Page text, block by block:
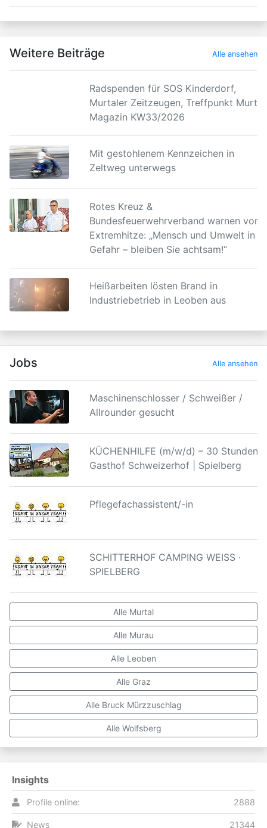
Weitere Beiträge Alle ansehen
Radspenden für SOS Kinderdorf,
Murtaler Zeitzeugen, Treffpunkt Murtal
Magazin KW33/2026
Mit gestohlenem Kennzeichen in
Zeltweg unterwegs
Rotes Kreuz &
Bundesfeuerwehrverband warnen vor
Extremhitze: „Mensch und Umwelt in
Gefahr – bleiben Sie achtsam!“
Heißarbeiten lösten Brand in
Industriebetrieb in Leoben aus
Jobs Alle ansehen
Maschinenschlosser / Schweißer /
Allrounder gesucht
KÜCHENHILFE (m/w/d) – 30 Stunden |
Gasthof Schweizerhof | Spielberg
Pflegefachassistent/-in
SCHITTERHOF CAMPING WEISS ·
SPIELBERG
Alle Murtal
Alle Murau
Alle Leoben
Alle Graz
Alle Bruck Mürzzuschlag
Alle Wolfsberg
Insights
Profile online: 2888
News 21344